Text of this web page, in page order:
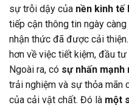
sự trỗi dậy của nền kinh tế
tiếp cận thông tin ngày càng
nhận thức đã được cải
hơn về việc tiết kiệm, đầu
Ngoài ra, có sự nhấn mạnh
trải nghiệm và sự thỏa mãn
của cải vật chất. Đó là một